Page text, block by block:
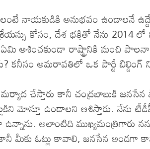
నాయకుడికి అనుభవం ఉండాలనే
కోసం, దేశ భక్తితో నేను
ఆశించకుండా రాష్ట్రానికి మంచి పాలనా
కనీసం అమరావతిలో ఒక పార్టీ బిల్డింగ్
చేస్తారు కానీ చంద్రబాబుకి
మోస్తూ ఉండాలని ఆశిస్తారు. నేను
అలాంటిది ముఖ్యమంత్రిగారు
మీకు ఓట్లు కావాలి, జనసేన అండగా